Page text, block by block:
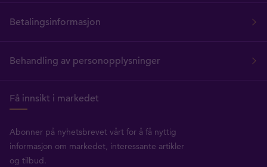
Betalingsinformasjon
Behandling av personopplysninger
Få innsikt i markedet
Abonner på nyhetsbrevet vårt for å få nyttig
informasjon om markedet, interessante artikler
og tilbud.